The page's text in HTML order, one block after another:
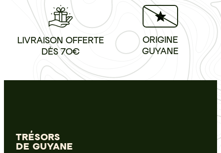
LIVRAISON OFFERTE
DÈS 70€
ORIGINE
GUYANE
TRÉSORS
DE GUYANE